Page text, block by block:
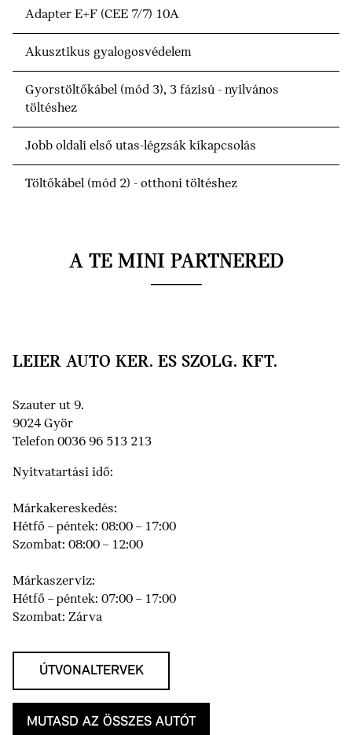
Adapter E+F (CEE 7/7) 10A
Akusztikus gyalogosvédelem
Gyorstöltőkábel (mód 3), 3 fázisú - nyilvános
töltéshez
Jobb oldali első utas-légzsák kikapcsolás
Töltőkábel (mód 2) - otthoni töltéshez
A TE MINI PARTNERED
LEIER AUTO KER. ES SZOLG. KFT.
Szauter ut 9.
9024 Györ
Telefon 0036 96 513 213
Nyitvatartási idő:
Márkakereskedés:
Hétfő – péntek: 08:00 – 17:00
Szombat: 08:00 – 12:00
Márkaszerviz:
Hétfő – péntek: 07:00 – 17:00
Szombat: Zárva
ÚTVONALTERVEK
MUTASD AZ ÖSSZES AUTÓT